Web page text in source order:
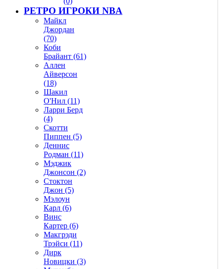
РЕТРО ИГРОКИ NBA
Майкл
Джордан
(70)
Коби
Брайант (61)
Аллен
Айверсон
(18)
Шакил
О'Нил (11)
Ларри Берд
(4)
Скотти
Пиппен (5)
Деннис
Родман (11)
Мэджик
Джонсон (2)
Стоктон
Джон (5)
Мэлоун
Карл (6)
Винс
Картер (6)
Макгрэди
Трэйси (11)
Дирк
Новицки (3)